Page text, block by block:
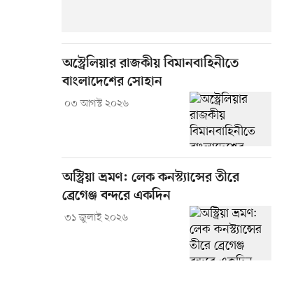
অস্ট্রেলিয়ার রাজকীয় বিমানবাহিনীতে
বাংলাদেশের সোহান
০৩ আগস্ট ২০২৬
অস্ট্রিয়া ভ্রমণ: লেক কনস্ট্যান্সের তীরে
ব্রেগেঞ্জ বন্দরে একদিন
৩১ জুলাই ২০২৬